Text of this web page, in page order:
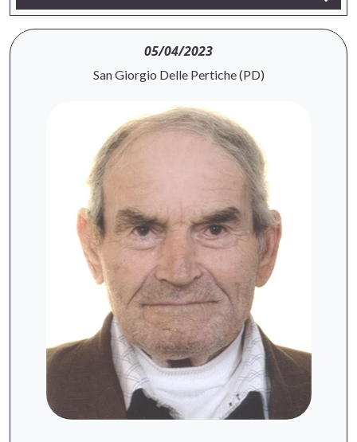
05/04/2023
San Giorgio Delle Pertiche (PD)